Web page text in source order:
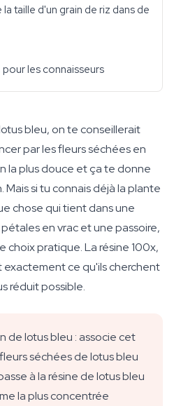
taille d'un grain de riz dans de
les connaisseurs
bleu, on te conseillerait
par les fleurs séchées en
la plus douce et ça te donne
si tu connais déjà la plante
chose qui tient dans une
en vrac et une passoire,
choix pratique. La résine 100x,
exactement ce qu'ils cherchent
réduit possible.
de lotus bleu : associe cet
séchées de lotus bleu
à la résine de lotus bleu
la plus concentrée